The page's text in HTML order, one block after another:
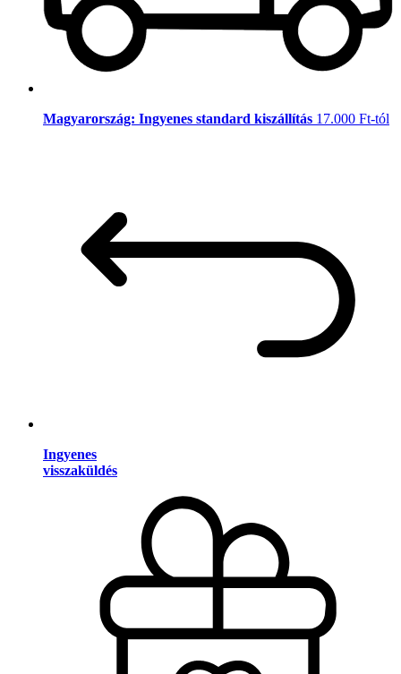
Magyarország: Ingyenes standard kiszállítás 17.000 Ft-tól
Ingyenes
visszaküldés